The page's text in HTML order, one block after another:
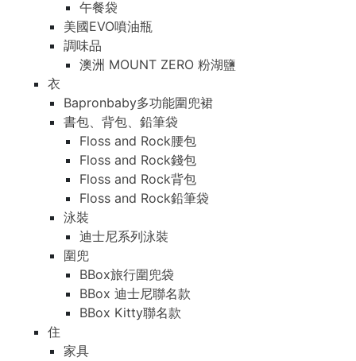
午餐袋
美國EVO噴油瓶
調味品
澳洲 MOUNT ZERO 粉湖鹽
衣
Bapronbaby多功能圍兜裙
書包、背包、鉛筆袋
Floss and Rock腰包
Floss and Rock錢包
Floss and Rock背包
Floss and Rock鉛筆袋
泳裝
迪士尼系列泳裝
圍兜
BBox旅行圍兜袋
BBox 迪士尼聯名款
BBox Kitty聯名款
住
家具